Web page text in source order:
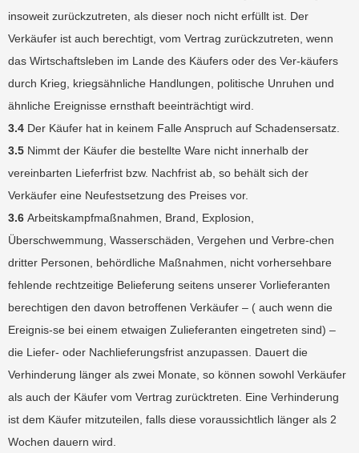
insoweit zurückzutreten, als dieser noch nicht erfüllt ist. Der
Verkäufer ist auch berechtigt, vom Vertrag zurückzutreten, wenn
das Wirtschaftsleben im Lande des Käufers oder des Ver-käufers
durch Krieg, kriegsähnliche Handlungen, politische Unruhen und
ähnliche Ereignisse ernsthaft beeinträchtigt wird.
3.4 Der Käufer hat in keinem Falle Anspruch auf Schadensersatz.
3.5 Nimmt der Käufer die bestellte Ware nicht innerhalb der
vereinbarten Lieferfrist bzw. Nachfrist ab, so behält sich der
Verkäufer eine Neufestsetzung des Preises vor.
3.6 Arbeitskampfmaßnahmen, Brand, Explosion,
Überschwemmung, Wasserschäden, Vergehen und Verbre-chen
dritter Personen, behördliche Maßnahmen, nicht vorhersehbare
fehlende rechtzeitige Belieferung seitens unserer Vorlieferanten
berechtigen den davon betroffenen Verkäufer – ( auch wenn die
Ereignis-se bei einem etwaigen Zulieferanten eingetreten sind) –
die Liefer- oder Nachlieferungsfrist anzupassen. Dauert die
Verhinderung länger als zwei Monate, so können sowohl Verkäufer
als auch der Käufer vom Vertrag zurücktreten. Eine Verhinderung
ist dem Käufer mitzuteilen, falls diese voraussichtlich länger als 2
Wochen dauern wird.